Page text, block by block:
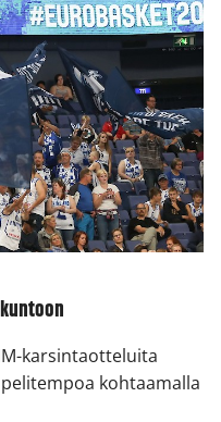
karsintaotteluita
kohtaamalla